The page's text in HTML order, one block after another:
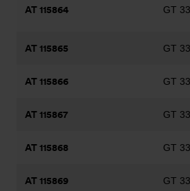
AT 115864 GT
AT 115865 GT
AT 115866 GT
AT 115867 GT
AT 115868 GT
AT 115869 GT